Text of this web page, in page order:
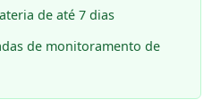
de até 7 dias
de monitoramento de